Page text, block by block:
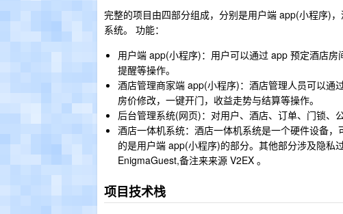
完整的项目由四部分组成，分别是用户端 app(小程序)
系统。 功能：
用户端 app(小程序)：用户可以通过 app 预定酒店
提醒等操作。
酒店管理商家端 app(小程序)：酒店管理人员可以通
房价修改，一键开门，收益走势与结算等操作。
后台管理系统(网页)：对用户、酒店、订单、门锁、
酒店一体机系统：酒店一体机系统是一个硬件设备
的是用户端 app(小程序)的部分。其他部分涉及隐私
EnigmaGuest,备注来来源 V2EX 。
项目技术栈